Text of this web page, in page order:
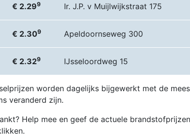
€ 2.299 Ir. J.P. v Muijlwijkstraat 175
€ 2.309 Apeldoornseweg 300
€ 2.329 IJsseloordweg 15
worden dagelijks bijgewerkt met de
veranderd zijn.
Help mee en geef de actuele